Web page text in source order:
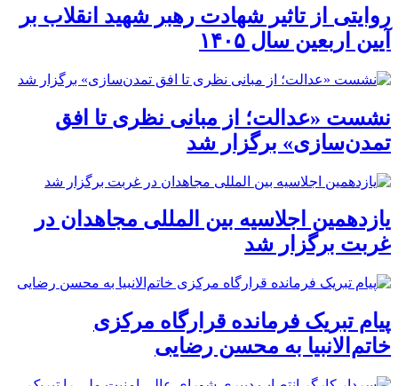
روایتی از تاثیر شهادت رهبر شهید انقلاب بر
آیین اربعین سال ۱۴۰۵
نشست «عدالت؛ از مبانی نظری تا افق
تمدن‌سازی» برگزار شد
یازدهمین اجلاسیه بین المللی مجاهدان در
غربت برگزار شد
پیام تبریک فرمانده قرارگاه مرکزی
خاتم‌الانبیا به محسن رضایی